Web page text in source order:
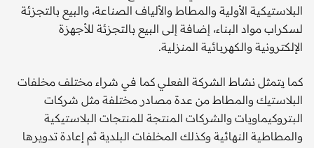
البلاستيكية الأولية والمطاط والألياف الصناعة، والبيع بالتجزئة
لسكراب مواد البناء، إضافة إلى البيع بالتجزئة للأجهزة
الإلكترونية والكهربائية المنزلية.
كما يتمثل نشاط الشركة الفعلي كما في شراء مختلف مخلفات
البلاستيك والمطاط من عدة مصادر مختلفة مثل شركات
البتروكيماويات والشركات المنتجة للمنتجات البلاستيكية
والمطاطية النهائية وكذلك المخلفات البلدية ثم إعادة تدويرها